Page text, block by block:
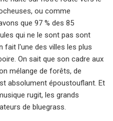
ou comme
que 97 % des 85
qui ne le sont pas sont
fait l'une des villes les plus
On sait que son cadre aux
mélange de forêts, de
absolument époustouflant. Et
rugit, les grands
de bluegrass.